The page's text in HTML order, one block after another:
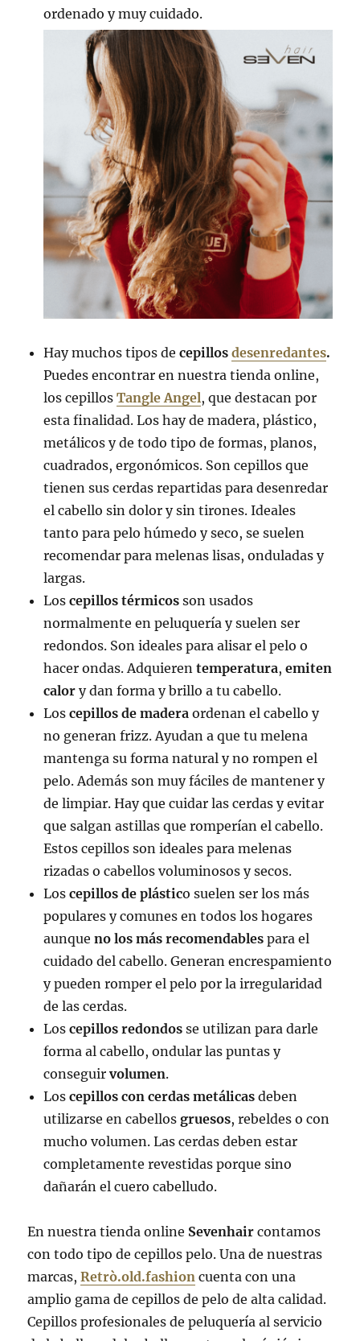
ordenado y muy cuidado.
Hay muchos tipos decepillosdesenredantes.
Puedes encontrar en nuestra tienda online,
los cepillosTangle Angel, que destacan por
esta finalidad. Los hay de madera, plástico,
metálicos y de todo tipo de formas, planos,
cuadrados, ergonómicos. Son cepillos que
tienen sus cerdas repartidas para desenredar
el cabello sin dolor y sin tirones. Ideales
tanto para pelo húmedo y seco, se suelen
recomendar para melenas lisas, onduladas y
largas.
Loscepillos térmicos son usados
normalmente en peluquería y suelen ser
redondos. Son ideales para alisar el pelo o
hacer ondas. Adquierentemperatura,emiten
calor y dan forma y brillo a tu cabello.
Loscepillos de madera ordenan el cabello y
no generan frizz. Ayudan a que tu melena
mantenga su forma natural y no rompen el
pelo. Además son muy fáciles de mantener y
de limpiar. Hay que cuidar las cerdas y evitar
que salgan astillas que romperían el cabello.
Estos cepillos son ideales para melenas
rizadas o cabellos voluminosos y secos.
Loscepillos de plástico suelen ser los más
populares y comunes en todos los hogares
aunqueno los más recomendables para el
cuidado del cabello. Generan encrespamiento
y pueden romper el pelo por la irregularidad
de las cerdas.
Loscepillos redondos se utilizan para darle
forma al cabello, ondular las puntas y
conseguirvolumen.
Loscepillos con cerdas metálicas deben
utilizarse en cabellosgruesos, rebeldes o con
mucho volumen. Las cerdas deben estar
completamente revestidas porque sino
dañarán el cuero cabelludo.
En nuestra tienda online Sevenhair contamos
con todo tipo de cepillos pelo. Una de nuestras
marcas,Retrò.old.fashion cuenta con una
amplio gama de cepillos de pelo de alta calidad.
Cepillos profesionales de peluquería al servicio